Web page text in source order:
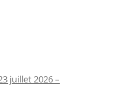
juillet 2026 –